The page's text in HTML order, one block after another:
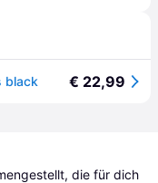
black € 22,99
die für dich